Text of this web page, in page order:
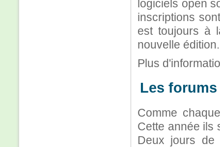
logiciels open
inscriptions
est toujours à
nouvelle édition.
Plus
Les forums
Comme
Cette année ils
Deux jours de